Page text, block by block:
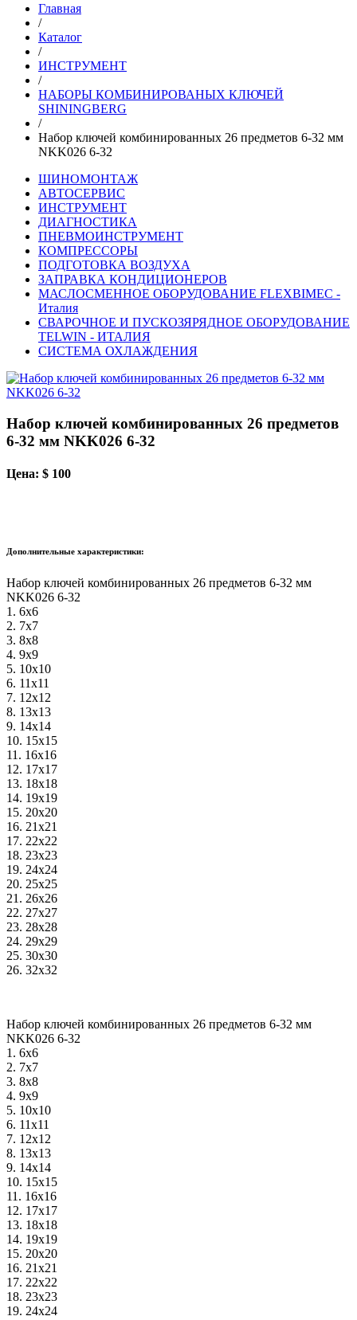
Главная
/
Каталог
/
ИНСТРУМЕНТ
/
НАБОРЫ КОМБИНИРОВАНЫХ КЛЮЧЕЙ
SHININGBERG
/
Набор ключей комбинированных 26 предметов 6-32 мм
NKK026 6-32
ШИНОМОНТАЖ
АВТОСЕРВИС
ИНСТРУМЕНТ
ДИАГНОСТИКА
ПНЕВМОИНСТРУМЕНТ
КОМПРЕССОРЫ
ПОДГОТОВКА ВОЗДУХА
ЗАПРАВКА КОНДИЦИОНЕРОВ
МАСЛОСМЕННОЕ ОБОРУДОВАНИЕ FLEXBIMEC -
Италия
СВАРОЧНОЕ И ПУСКОЗЯРЯДНОЕ ОБОРУДОВАНИЕ
TELWIN - ИТАЛИЯ
СИСТЕМА ОХЛАЖДЕНИЯ
Набор ключей комбинированных 26 предметов
6-32 мм NKK026 6-32
Цена: $ 100
Дополнительные характеристики:
Набор ключей комбинированных 26 предметов 6-32 мм
NKK026 6-32
1. 6х6
2. 7х7
3. 8х8
4. 9х9
5. 10х10
6. 11х11
7. 12х12
8. 13х13
9. 14х14
10. 15х15
11. 16х16
12. 17х17
13. 18х18
14. 19х19
15. 20х20
16. 21х21
17. 22х22
18. 23х23
19. 24х24
20. 25х25
21. 26х26
22. 27х27
23. 28х28
24. 29х29
25. 30х30
26. 32х32
Набор ключей комбинированных 26 предметов 6-32 мм
NKK026 6-32
1. 6х6
2. 7х7
3. 8х8
4. 9х9
5. 10х10
6. 11х11
7. 12х12
8. 13х13
9. 14х14
10. 15х15
11. 16х16
12. 17х17
13. 18х18
14. 19х19
15. 20х20
16. 21х21
17. 22х22
18. 23х23
19. 24х24